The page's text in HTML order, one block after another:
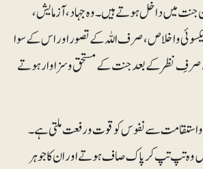
جنت میں داخل ہوتے ہیں۔ وہ جہاد، آزمایش،
و اخلاص، صرف اللہ کے تصور اور اس کے سوا
نظر کے بعد جنت کے مستحق و سزاوار ہوتے
سے نفوس کو قوت و رفعت ملتی ہے۔
وہ تپ تپ کر پاک صاف ہوتے اور ان کا جوہر